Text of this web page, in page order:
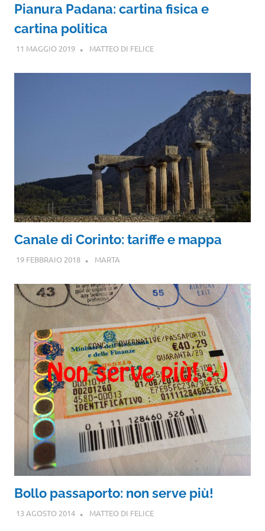
Pianura Padana: cartina fisica e
cartina politica
11 MAGGIO 2019 MATTEO DI FELICE
Canale di Corinto: tariffe e mappa
19 FEBBRAIO 2018 MARTA
Bollo passaporto: non serve più!
13 AGOSTO 2014 MATTEO DI FELICE